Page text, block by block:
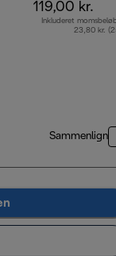
119,00 kr.
Inkluderet
23,80 kr.
Sammenlign